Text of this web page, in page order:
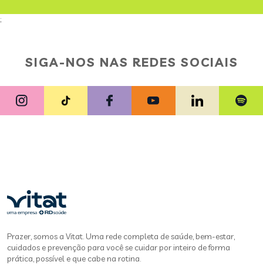
;
SIGA-NOS NAS REDES SOCIAIS
Prazer, somos a Vitat. Uma rede completa de saúde, bem-estar,
cuidados e prevenção para você se cuidar por inteiro de forma
prática, possível e que cabe na rotina.